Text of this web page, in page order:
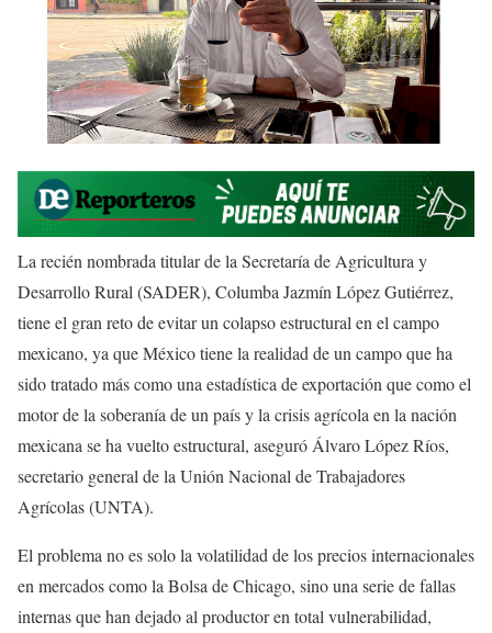
La recién nombrada titular de la Secretaría de Agricultura y
Desarrollo Rural (SADER), Columba Jazmín López Gutiérrez,
tiene el gran reto de evitar un colapso estructural en el campo
mexicano, ya que México tiene la realidad de un campo que ha
sido tratado más como una estadística de exportación que como el
motor de la soberanía de un país y la crisis agrícola en la nación
mexicana se ha vuelto estructural, aseguró Álvaro López Ríos,
secretario general de la Unión Nacional de Trabajadores
Agrícolas (UNTA).
El problema no es solo la volatilidad de los precios internacionales
en mercados como la Bolsa de Chicago, sino una serie de fallas
internas que han dejado al productor en total vulnerabilidad,